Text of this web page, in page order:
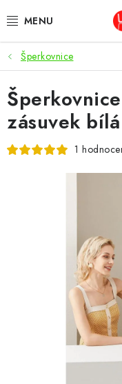
na
OBÝVACÍ POKOJ
KUCHYŇ A JÍDELNA
LOŽNICE
KOUPELNA A WC
CHOVATELSKÉ
DOPLŇKY A
Šperkovnice
zásuvek bílá
1